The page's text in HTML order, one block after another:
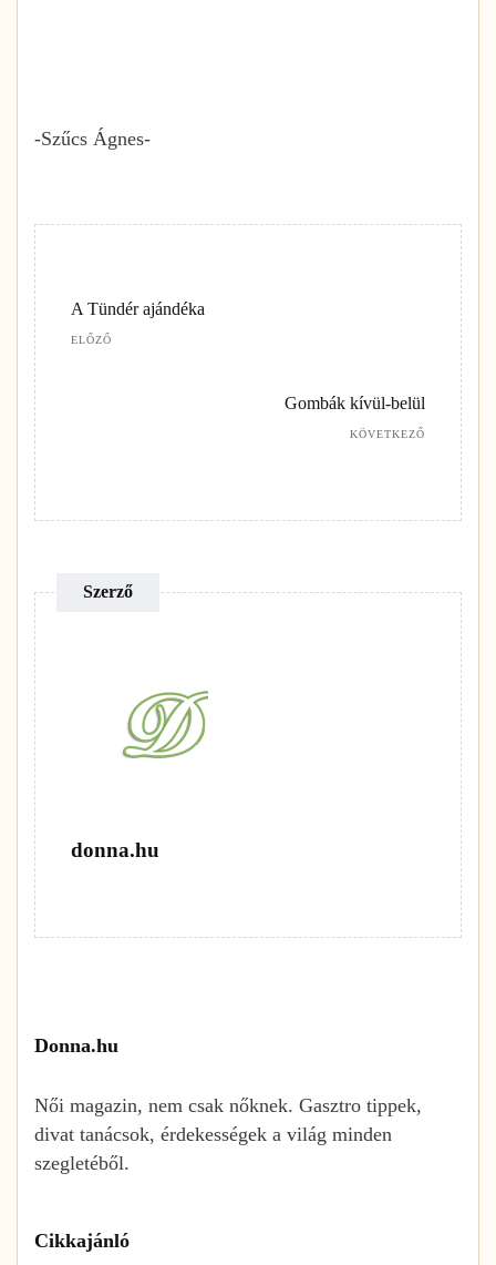
-Szűcs Ágnes-
A Tündér ajándéka
ELŐZŐ
Gombák kívül-belül
KÖVETKEZŐ
Szerző
donna.hu
Donna.hu
Női magazin, nem csak nőknek. Gasztro tippek,
divat tanácsok, érdekességek a világ minden
szegletéből.
Cikkajánló